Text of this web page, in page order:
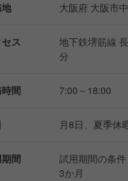
大阪府 大阪市
ス
地下鉄堺筋線
分
間 7:00～18:00
月8日、夏季休
間
試用期間の条件
3か月